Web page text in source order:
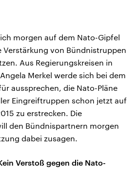
morgen auf dem Nato-Gipfel
von Bündnistruppen
Aus Regierungskreisen in
Merkel werde sich bei dem
aussprechen, die Nato-Pläne
Eingreiftruppen schon jetzt auf
zu erstrecken. Die
den Bündnispartnern morgen
dabei zusagen.
Verstoß gegen die Nato-